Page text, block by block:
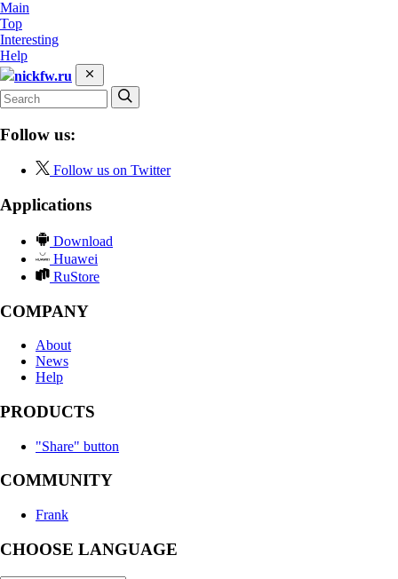
Main
Top
Interesting
Help
nickfw.ru
Follow us:
Follow us on Twitter
Applications
Download
Huawei
RuStore
COMPANY
About
News
Help
PRODUCTS
"Share" button
COMMUNITY
Frank
CHOOSE LANGUAGE